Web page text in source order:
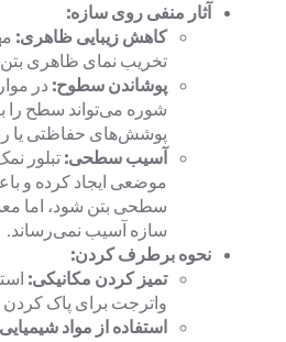
آثار منفی روی سازه:
کاهش زیبایی ظاهری:
تخریب نمای ظاهری
پوشاندن سطوح: در
شوره می‌تواند سطح را
پوشش‌های حفاظتی یا
آسیب سطحی: تبلور
موضعی ایجاد کرده و
سطحی بتن شود، اما
سازه آسیب نمی‌رساند.
نحوه برطرف کردن:
تمیز کردن مکانیکی:
واترجت برای پاک
استفاده از مواد